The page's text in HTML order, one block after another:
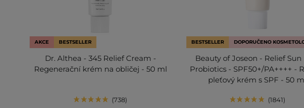
AKCE BESTSELLER
Dr. Althea - 345 Relief Cream -
Regenerační krém na obličej - 50 ml
738
BESTSELLER DOPORUČENO
Beauty of Joseon - Relief Sun
Probiotics - SPF50+/PA++++ -
pleťový krém s SPF - 50
1841